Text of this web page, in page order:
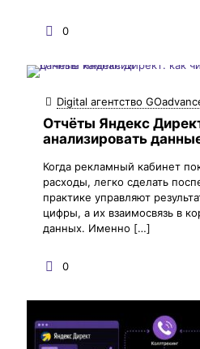
0
Digital агентство
Отчёты Яндекс
анализировать
Когда рекламный кабинет
расходы, легко сделать
практике управляют
цифры, а их взаимосвязь в
данных. Именно […]
0